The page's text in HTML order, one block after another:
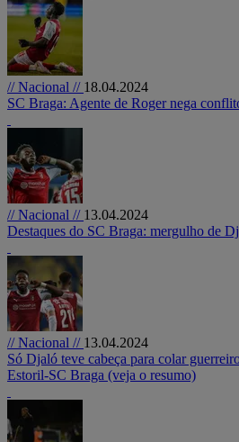
// Nacional // 18.04.2024
SC Braga: Agente de Roger nega
// Nacional // 13.04.2024
Destaques do SC Braga: mergulho de
// Nacional // 13.04.2024
Só Djaló teve cabeça para colar
Estoril-SC Braga (veja o resumo)